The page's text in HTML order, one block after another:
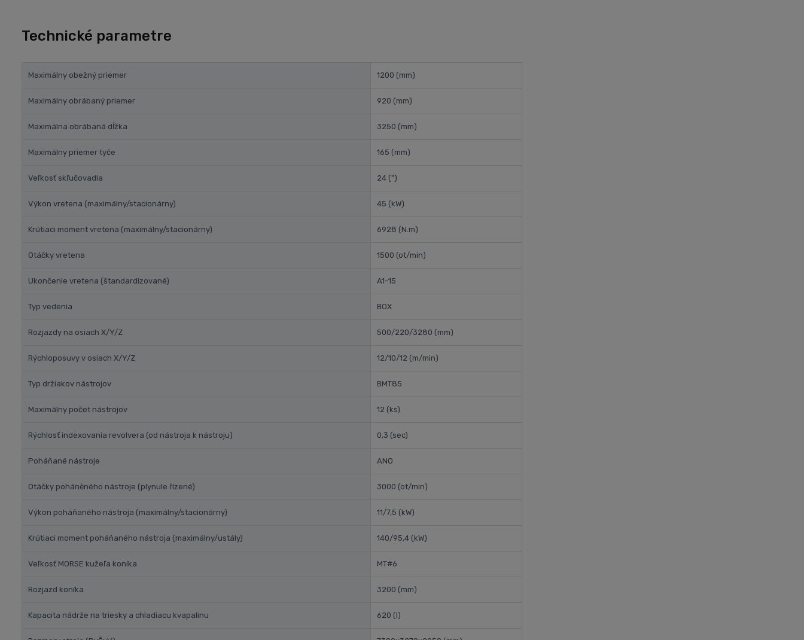
Technické parametre
Maximálny obežný priemer 1200 (mm)
Maximálny obrábaný priemer 920 (mm)
Maximálna obrábaná dĺžka 3250 (mm)
Maximálny priemer tyče 165 (mm)
Veľkosť skľučovadla 24 (")
Výkon vretena (maximálny/stacionárny) 45 (kW)
Krútiaci moment vretena (maximálny/stacionárny) 6928 (N.m)
Otáčky vretena 1500 (ot/min)
Ukončenie vretena (štandardizované) A1-15
Typ vedenia BOX
Rozjazdy na osiach X/Y/Z 500/220/3280 (mm)
Rýchloposuvy v osiach X/Y/Z 12/10/12 (m/min)
Typ držiakov nástrojov BMT85
Maximálny počet nástrojov 12 (ks)
Rýchlosť indexovania revolvera (od nástroja k nástroju) 0,3 (sec)
Poháňané nástroje ANO
Otáčky poháněného nástroje (plynule řízené) 3000 (ot/min)
Výkon poháňaného nástroja (maximálny/stacionárny) 11/7,5 (kW)
Krútiaci moment poháňaného nástroja (maximálny/ustály) 140/95,4 (kW)
Veľkosť MORSE kužeľa koníka MT#6
Rozjazd koníka 3200 (mm)
Kapacita nádrže na triesky a chladiacu kvapalinu 620 (l)